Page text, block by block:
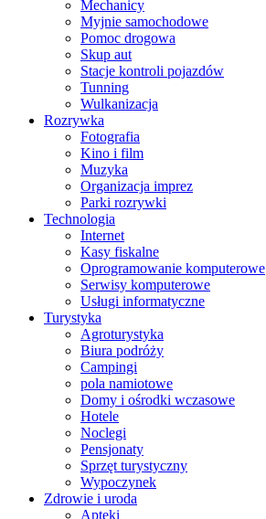
Mechanicy
Myjnie samochodowe
Pomoc drogowa
Skup aut
Stacje kontroli pojazdów
Tunning
Wulkanizacja
Rozrywka
Fotografia
Kino i film
Muzyka
Organizacja imprez
Parki rozrywki
Technologia
Internet
Kasy fiskalne
Oprogramowanie komputerowe
Serwisy komputerowe
Usługi informatyczne
Turystyka
Agroturystyka
Biura podróży
Campingi
pola namiotowe
Domy i ośrodki wczasowe
Hotele
Noclegi
Pensjonaty
Sprzęt turystyczny
Wypoczynek
Zdrowie i uroda
Apteki